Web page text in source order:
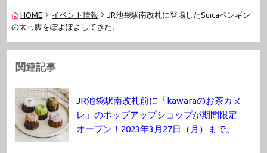
HOME イベント情報
JR池袋駅南改札に登場したSuicaペンギン
の太っ腹をぽよぽよしてきた。
関連記事
JR池袋駅南改札前に「kawaraのお茶カヌ
レ」のポップアップショップが期間限定
オープン！2023年3月27日（月）まで。